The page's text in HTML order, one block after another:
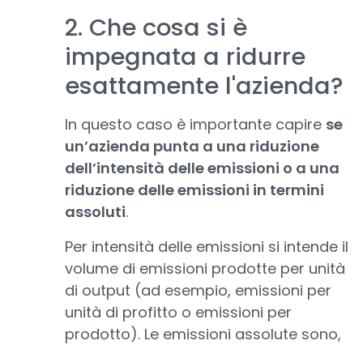
2. Che cosa si è
impegnata a ridurre
esattamente l'azienda?
In questo caso è importante capire se
un’azienda punta a una riduzione
dell’intensità delle emissioni o a una
riduzione delle emissioni in termini
assoluti.
Per intensità delle emissioni si intende il
volume di emissioni prodotte per unità
di output (ad esempio, emissioni per
unità di profitto o emissioni per
prodotto). Le emissioni assolute sono,